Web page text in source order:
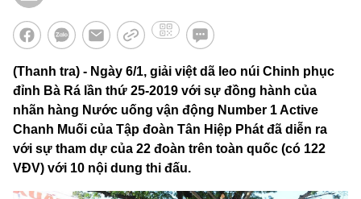
(Thanh tra) - Ngày 6/1, giải việt dã leo núi Chinh phục
đỉnh Bà Rá lần thứ 25-2019 với sự đồng hành của
nhãn hàng Nước uống vận động Number 1 Active
Chanh Muối của Tập đoàn Tân Hiệp Phát đã diễn ra
với sự tham dự của 22 đoàn trên toàn quốc (có 122
VĐV) với 10 nội dung thi đấu.